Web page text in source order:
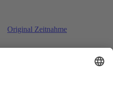
Original Zeitnahme